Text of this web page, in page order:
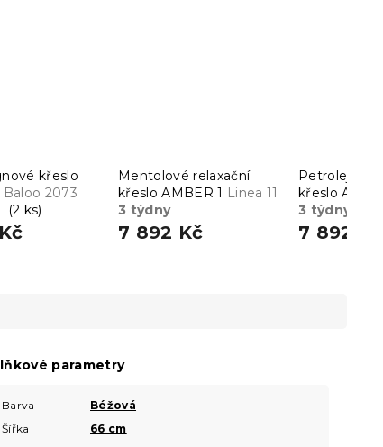
křeslo
Baloo 2073
(2 ks)
Mentolové relaxační
křeslo AMBER 1 Linea 11
3 týdny
7 892 Kč
Petrolejové
křeslo
3 týdny
7 892 Kč
parametry
Barva Béžová
Šířka 66 cm